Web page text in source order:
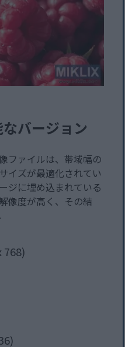
バージョン
ファイルは、帯域幅の
イズが最適化されてい
ジに埋め込まれている
像度が高く、その結
768)